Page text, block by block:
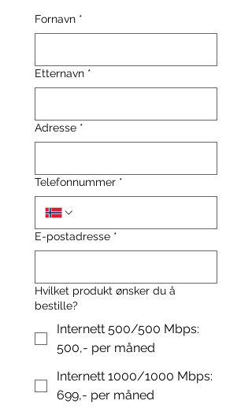
Fornavn *
Etternavn *
Adresse *
Telefonnummer *
E-postadresse *
Hvilket produkt ønsker du å
bestille?
Internett 500/500 Mbps:
500,- per måned
Internett 1000/1000 Mbps:
699,- per måned